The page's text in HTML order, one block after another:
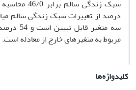
درصد از تغییرات سبک زندگی سالم
سه
مربوط به متغیرهای خارج از معادله است.
کلیدواژه‌ها